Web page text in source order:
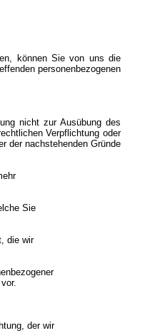
können Sie von uns die
personenbezogenen
nicht zur Ausübung des
Verpflichtung oder
der nachstehenden Gründe
Sie
die wir
der wir